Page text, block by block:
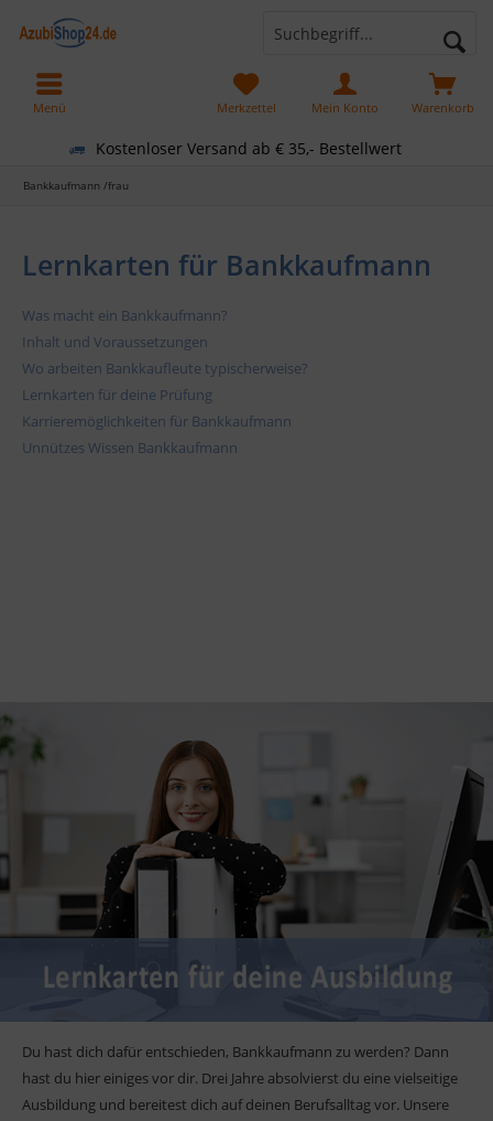
Kostenloser Versand ab € 35,- Bestellwert
Warenkorb
Merkzettel Mein Konto
Menü
Bankkaufmann /frau
Lernkarten für Bankkaufmann
Was macht ein Bankkaufmann?
Inhalt und Voraussetzungen
Wo arbeiten Bankkaufleute typischerweise?
Lernkarten für deine Prüfung
Karrieremöglichkeiten für Bankkaufmann
Unnützes Wissen Bankkaufmann
Du hast dich dafür entschieden, Bankkaufmann zu werden? Dann
hast du hier einiges vor dir. Drei Jahre absolvierst du eine vielseitige
Ausbildung und bereitest dich auf deinen Berufsalltag vor. Unsere